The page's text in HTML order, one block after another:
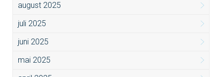
august 2025
juli 2025
juni 2025
mai 2025